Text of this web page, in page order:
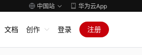
中国站 华为云App
文档 创作 登录 注册